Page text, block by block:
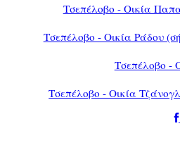
Τσεπέλοβο - Οικία
Τσεπέλοβο - Οικία Ράδου
Τσεπέλοβο -
Τσεπέλοβο - Οικία